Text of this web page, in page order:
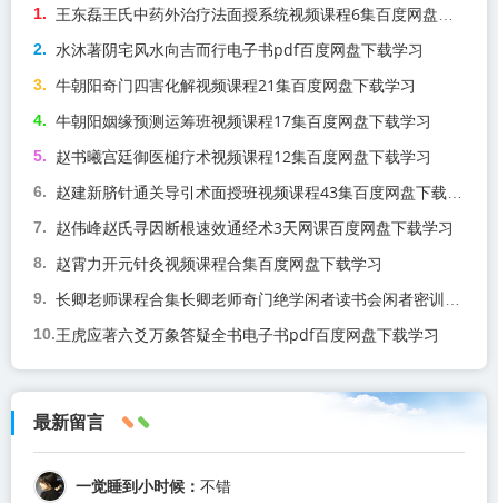
水沐著阴宅风水向吉而行电子书pdf百度网盘下载学习
牛朝阳奇门四害化解视频课程21集百度网盘下载学习
牛朝阳姻缘预测运筹班视频课程17集百度网盘下载学习
赵书曦宫廷御医槌疗术视频课程12集百度网盘下载学习
赵伟峰赵氏寻因断根速效通经术3天网课百度网盘下载学习
赵霄力开元针灸视频课程合集百度网盘下载学习
王虎应著六爻万象答疑全书电子书pdf百度网盘下载学习
最新留言
一觉睡到小时候： 不错